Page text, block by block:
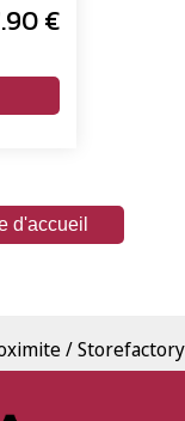
.90€
/ Storefactory